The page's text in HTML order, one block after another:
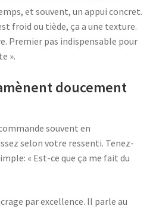
et souvent, un appui concret.
froid ou tiède, ça a une texture.
Premier pas indispensable pour
».
doucement
souvent en
selon votre ressenti. Tenez-
« Est-ce que ça me fait du
par excellence. Il parle au